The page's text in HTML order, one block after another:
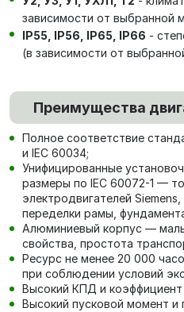
зависимости от выбранной
IP55, IP56, IP65, IP66 -
(в зависимости от
Преимущества
Полное соответствие
и IEC 60034;
Унифицированные
размеры по IEC 60072-1 —
электродвигателей
переделки рамы,
Алюминиевый корпус —
свойства, простота
Ресурс не менее 20 000
при соблюдении условий
Высокий КПД и
Высокий пусковой момент и